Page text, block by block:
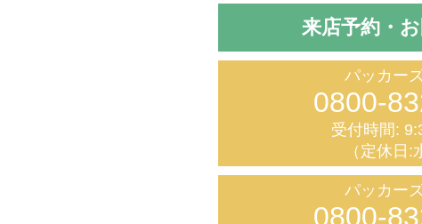
来店予約・
パッカー
0800-
受付時間:
（定休日:
パッカー
0800-